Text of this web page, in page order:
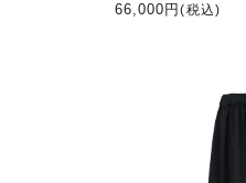
66,000円(税込)